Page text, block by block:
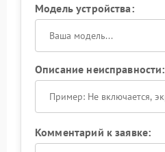
Модель устройства:
Описание неисправности:
Комментарий к заявке: